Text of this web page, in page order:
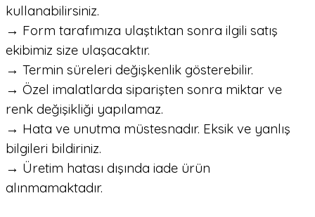
kullanabilirsiniz.
→ Form tarafımıza ulaştıktan sonra ilgili satış
ekibimiz size ulaşacaktır.
→ Termin süreleri değişkenlik gösterebilir.
→ Özel imalatlarda siparişten sonra miktar ve
renk değişikliği yapılamaz.
→ Hata ve unutma müstesnadır. Eksik ve yanlış
bilgileri bildiriniz.
→ Üretim hatası dışında iade ürün
alınmamaktadır.